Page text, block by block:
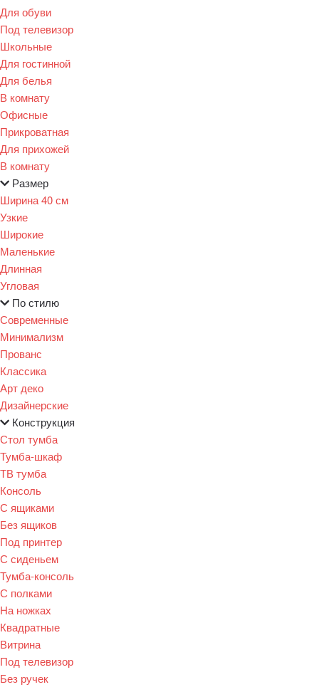
Для обуви
Под телевизор
Школьные
Для гостинной
Для белья
В комнату
Офисные
Прикроватная
Для прихожей
В комнату
Размер
Ширина 40 см
Узкие
Широкие
Маленькие
Длинная
Угловая
По стилю
Современные
Минимализм
Прованс
Классика
Арт деко
Дизайнерские
Конструкция
Стол тумба
Тумба-шкаф
ТВ тумба
Консоль
С ящиками
Без ящиков
Под принтер
С сиденьем
Тумба-консоль
С полками
На ножках
Квадратные
Витрина
Под телевизор
Без ручек